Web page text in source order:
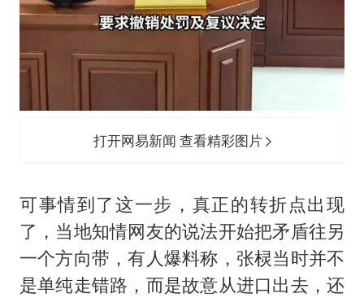
打开网易新闻 查看精彩图片
可事情到了这一步，真正的转折点出现
了，当地知情网友的说法开始把矛盾往另
一个方向带，有人爆料称，张棂当时并不
是单纯走错路，而是故意从进口出去，还